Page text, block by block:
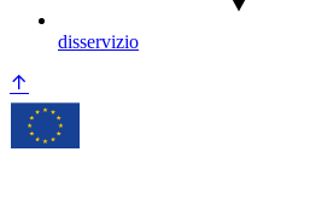
disservizio